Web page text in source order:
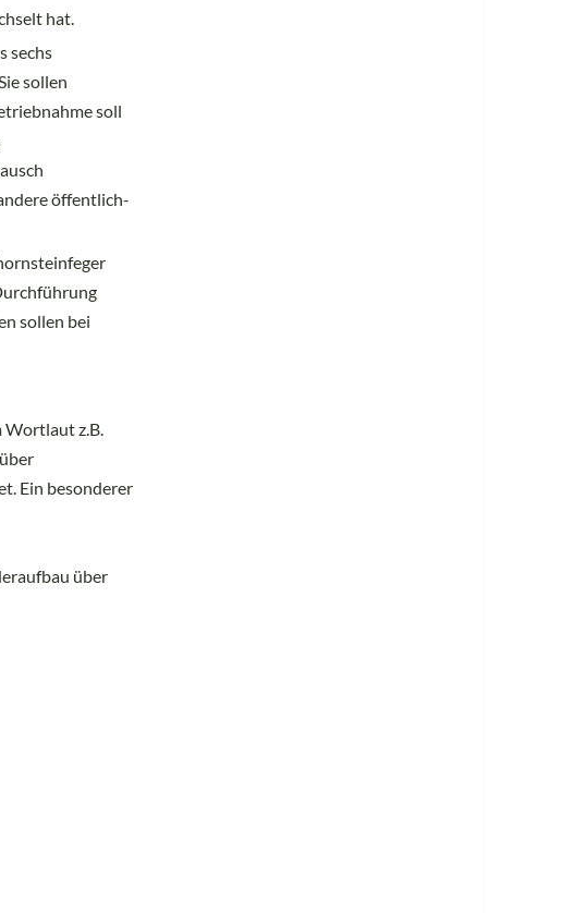
hat.
sechs
sollen
soll
öffentlich-
sollen bei
Wortlaut z.B.
Ein besonderer
über